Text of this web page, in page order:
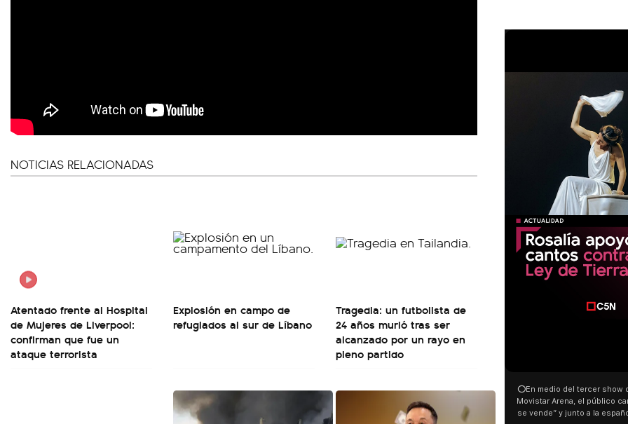
NOTICIAS RELACIONADAS
Atentado frente al Hospital
de Mujeres de Liverpool:
confirman que fue un
ataque terrorista
Explosión en campo de
refugiados al sur de Líbano
Tragedia: un futbolista de
24 años murió tras ser
alcanzado por un rayo en
pleno partido
⭕En medio del tercer show
Movistar Arena, el público
se vende” y junto a la